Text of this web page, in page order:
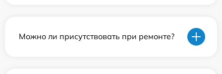
Можно ли присутствовать при ремонте?